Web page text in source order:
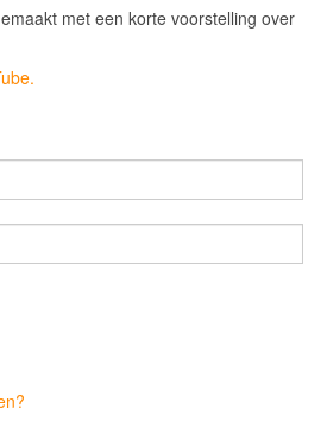
met een korte voorstelling over